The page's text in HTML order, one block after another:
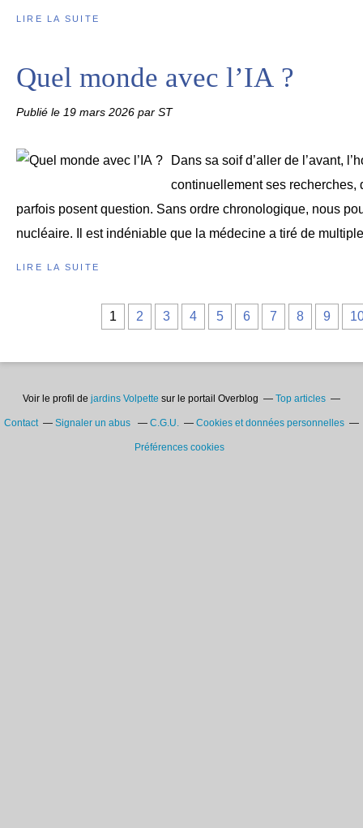
LIRE LA SUITE
Quel monde avec l’IA ?
Publié le 19 mars 2026 par ST
Dans sa soif d’aller de l’avant,
continuellement ses recherches,
parfois posent question. Sans ordre chronologique, nous
nucléaire. Il est indéniable que la médecine a tiré de
LIRE LA SUITE
1 2 3 4 5 6 7 8 9
Voir le profil de jardins Volpette sur le portail Overblog Top articles
Contact Signaler un abus C.G.U. Cookies et données personnelles
Préférences cookies